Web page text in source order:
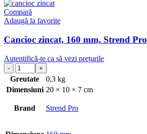
Compară
Adaugă la favorite
Cancioc zincat, 160 mm, Strend Pro
Autentifică-te ca să vezi prețurile
Greutate
0,3 kg
Dimensiuni 20 × 10 × 7 cm
Brand Strend Pro